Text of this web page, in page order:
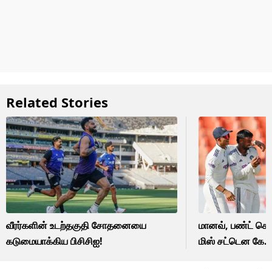
Related Stories
வீரர்களின் உடற்தகுதி சோதனையை
கடுமையாக்கிய பிசிசிஐ!
மானவ், பண்ட்
மிஸ் சட்டென